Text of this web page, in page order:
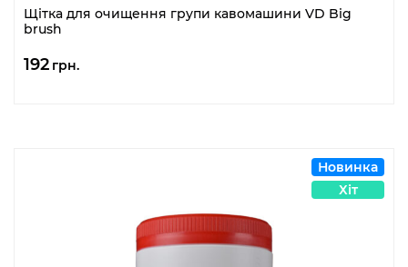
Щітка для очищення групи кавомашини VD Big
brush
192 грн.
Новинка
Хіт